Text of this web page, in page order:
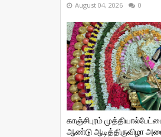
August 04, 2026 0
காஞ்சிபுரம்
ஆண்டு ஆடித்திருவிழா